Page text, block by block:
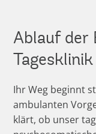
Ablauf der
Tagesklinik
Ihr Weg beginnt
ambulanten
klärt, ob unser